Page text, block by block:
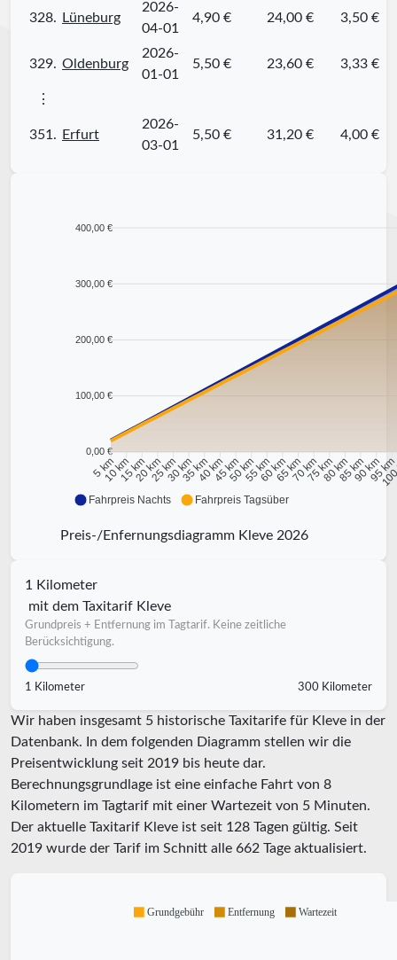
328. Lüneburg
2026-
04-01
4,90 € 24,00 € 3,50 €
329. Oldenburg
2026-
01-01
5,50 € 23,60 € 3,33 €
⋮
351. Erfurt
2026-
03-01
5,50 € 31,20 € 4,00 €
400,00 €
300,00 €
200,00 €
100,00 €
0,00 €
5 km
10 km15 km20 km25 km30 km35 km40 km45 km50 km55 km60 km65 km70 km75 km80 km85 km90 km95 km
Fahrpreis Nachts Fahrpreis Tagsüber
Preis-/Enfernungsdiagramm Kleve 2026
1 Kilometer
mit dem Taxitarif Kleve
Grundpreis + Entfernung im Tagtarif. Keine zeitliche
Berücksichtigung.
1 Kilometer 300 Kilometer
Wir haben insgesamt 5 historische Taxitarife für Kleve in der
Datenbank. In dem folgenden Diagramm stellen wir die
Preisentwicklung seit 2019 bis heute dar.
Berechnungsgrundlage ist eine einfache Fahrt von 8
Kilometern im Tagtarif mit einer Wartezeit von 5 Minuten.
Der aktuelle Taxitarif Kleve ist seit 128 Tagen gültig. Seit
2019 wurde der Tarif im Schnitt alle 662 Tage aktualisiert.
Grundgebühr Entfernung Wartezeit